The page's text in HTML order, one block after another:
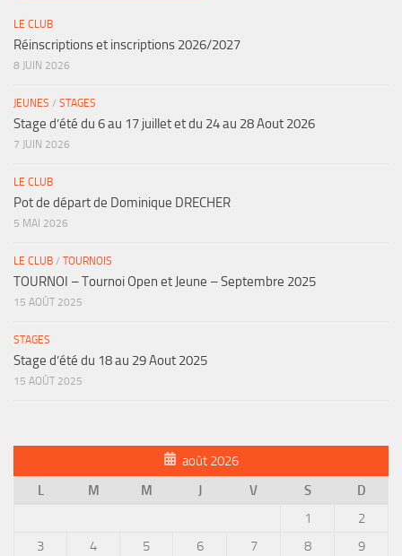
LE CLUB
Réinscriptions et inscriptions 2026/2027
8 JUIN 2026
JEUNES / STAGES
Stage d’été du 6 au 17 juillet et du 24 au 28 Aout 2026
7 JUIN 2026
LE CLUB
Pot de départ de Dominique DRECHER
5 MAI 2026
LE CLUB / TOURNOIS
TOURNOI – Tournoi Open et Jeune – Septembre 2025
15 AOÛT 2025
STAGES
Stage d’été du 18 au 29 Aout 2025
15 AOÛT 2025
août 2026
L
M M J V S D
1
2
3
4 5 6 7 8
9